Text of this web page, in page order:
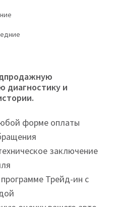
диагностику и
форме оплаты
заключение
Трейд-ин с